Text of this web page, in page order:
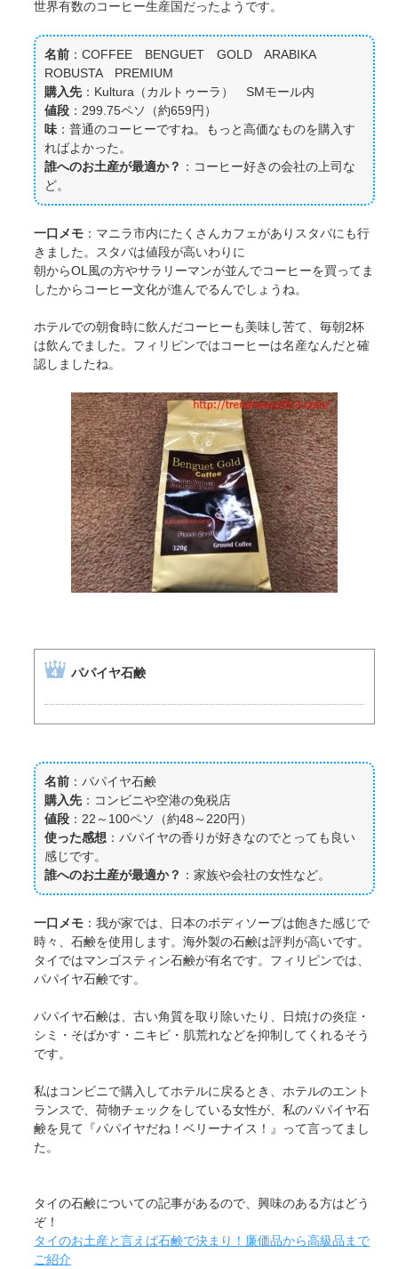
世界有数のコーヒー生産国だったようです。
名前 ：COFFEE BENGUET GOLD ARABIKA
ROBUSTA PREMIUM
購入先 ：Kultura（カルトゥーラ） SMモール内
値段 ：299.75ペソ（約659円）
味：普通のコーヒーですね。もっと高価なものを購入す
ればよかった。
誰へのお土産が最適か？ ：コーヒー好きの会社の上司な
ど。
一口メモ ：マニラ市内にたくさんカフェがありスタバにも行
きました。スタバは値段が高いわりに
朝からOL風の方やサラリーマンが並んでコーヒーを買ってま
したからコーヒー文化が進んでるんでしょうね。
ホテルでの朝食時に飲んだコーヒーも美味し苦て、毎朝2杯
は飲んでました。フィリピンではコーヒーは名産なんだと確
認しましたね。
パパイヤ石鹸
名前 ：パパイヤ石鹸
購入先 ：コンビニや空港の免税店
値段 ：22～100ペソ（約48～220円）
使った感想 ：パパイヤの香りが好きなのでとっても良い
感じです。
誰へのお土産が最適か？ ：家族や会社の女性など。
一口メモ ：我が家では、日本のボディソープは飽きた感じで
時々、石鹸を使用します。海外製の石鹸は評判が高いです。
タイではマンゴスティン石鹸が有名です。フィリピンでは、
パパイヤ石鹸です。
パパイヤ石鹸は、古い角質を取り除いたり、日焼けの炎症・
シミ・そばかす・ニキビ・肌荒れなどを抑制してくれるそう
です。
私はコンビニで購入してホテルに戻るとき、ホテルのエント
ランスで、荷物チェックをしている女性が、私のパパイヤ石
鹸を見て『パパイヤだね！ベリーナイス！』って言ってまし
た。
タイの石鹸についての記事があるので、興味のある方はどう
ぞ！
タイのお土産と言えば石鹸で決まり！廉価品から高級品まで
ご紹介